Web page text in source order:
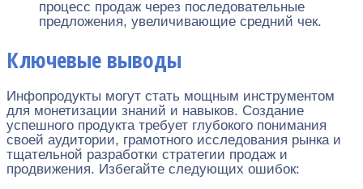
процесс продаж через последовательные
предложения, увеличивающие средний чек.
Ключевые выводы
Инфопродукты могут стать мощным инструментом
для монетизации знаний и навыков. Создание
успешного продукта требует глубокого понимания
своей аудитории, грамотного исследования рынка и
тщательной разработки стратегии продаж и
продвижения. Избегайте следующих ошибок: